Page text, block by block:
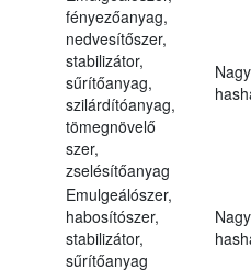
fényezőanyag,
nedvesítőszer,
stabilizátor,
sűrítőanyag,
szilárdítóanyag,
tömegnövelő
szer,
zselésítőanyag
Emulgeálószer,
habosítószer,
stabilizátor,
sűrítőanyag